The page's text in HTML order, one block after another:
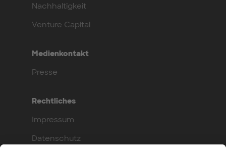
Nachhaltigkeit
Venture Capital
Medienkontakt
Presse
Rechtliches
Impressum
Datenschutz